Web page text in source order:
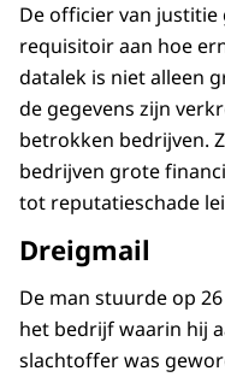
De officier van
requisitoir aan hoe
datalek is niet alleen
de gegevens zijn
betrokken bedrijven.
bedrijven grote
tot reputatieschade
Dreigmail
De man stuurde op
het bedrijf waarin hij
slachtoffer was